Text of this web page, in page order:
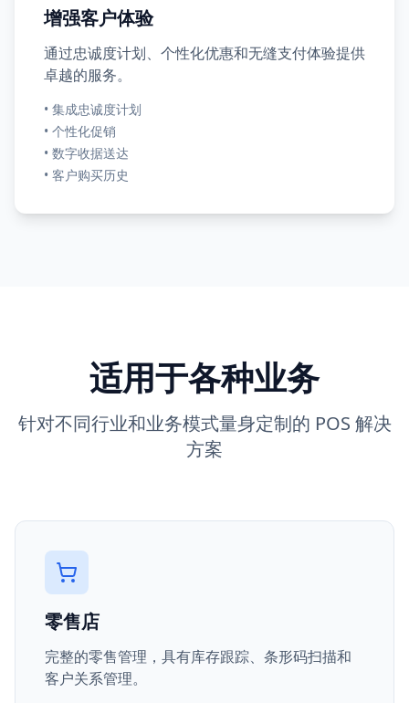
增强客户体验
通过忠诚度计划、个性化优惠和无缝支付体验提供
卓越的服务。
• 集成忠诚度计划
• 个性化促销
• 数字收据送达
• 客户购买历史
适用于各种业务
针对不同行业和业务模式量身定制的 POS 解决
方案
零售店
完整的零售管理，具有库存跟踪、条形码扫描和
客户关系管理。